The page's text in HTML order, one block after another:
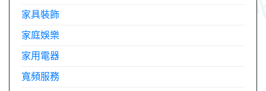
家具裝飾
家庭娛樂
家用電器
寬頻服務